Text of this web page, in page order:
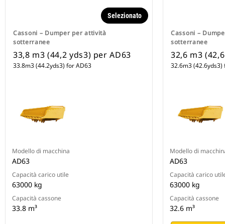
Cassoni – Dumper per attività
sotterranee
Selezionato
33,8 m3 (44,2 yds3) per AD63
33.8m3 (44.2yds3) for AD63
Modello di macchina
AD63
Capacità carico utile
63000 kg
Capacità cassone
33.8 m³
Cassoni –
sotterranee
32,6 m3
32.6m3 (42.6yds3)
Modello di
AD63
Capacità carico
63000 kg
Capacità cassone
32.6 m³